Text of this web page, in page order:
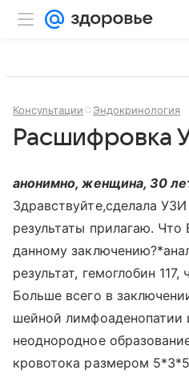
Консультации Эндокринология
Расшифровка
анонимно, женщина, 30
Здравствуйте,сделала
результаты прилагаю.
данному
результат, гемоглобин
Больше всего в
шейной лимфоаденопатии
неоднородное
кровотока размером